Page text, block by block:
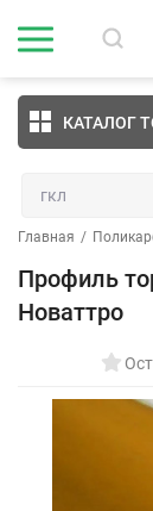
КАТАЛОГ
Главная /
Профиль
Новаттро